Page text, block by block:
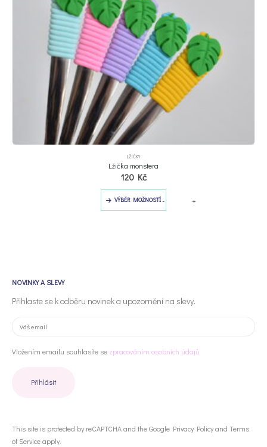
Tento produkt má více variant. Možnosti lze vybrat na stránce produktu
LŽIČKY
Lžička monstera
120 Kč
VÝBĚR MOŽNOSTÍ
Tento produkt má více variant. Možnosti lze vybrat na stránce produktu
-
+
NOVINKY A SLEVY
Přihlaste se k odběru novinek a upozornění na slevy.
Vložením emailu souhlasíte se zpracováním osobních údajů
This site is protected by reCAPTCHA and the Google Privacy Policyand Terms
of Serviceapply.